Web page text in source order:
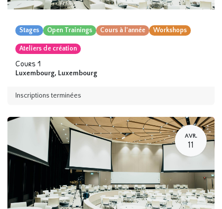
Stages Open Trainings Cours à l'année Workshops
Ateliers de création
Cours 1
Luxembourg, Luxembourg
Inscriptions terminées
AVR.
11